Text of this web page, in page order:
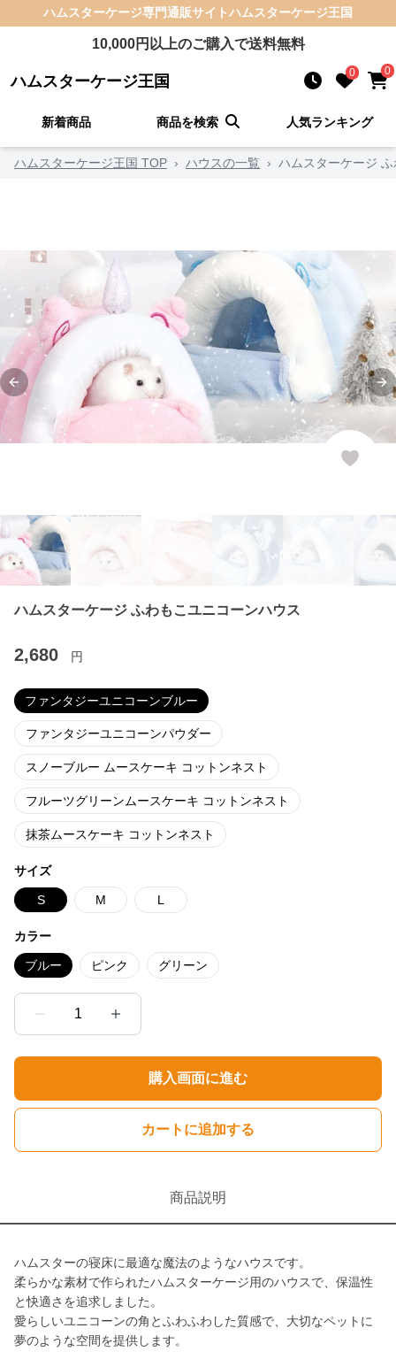
ハムスターケージ専門通販サイトハムスターケージ王国
10,000円以上のご購入で送料無料
ハムスターケージ王国 0 0
新着商品 商品を検索 人気ランキング
ハムスターケージ王国 TOP › ハウスの一覧 › ハムスターケージ
Previous slide
ハムスターケージ ふわもこユニコーンハウス
2,680 円
ファンタジーユニコーンブルー
ファンタジーユニコーンパウダー
スノーブルー ムースケーキ コットンネスト
フルーツグリーンムースケーキ コットンネスト
抹茶ムースケーキ コットンネスト
サイズ
S M L
カラー
ブルー ピンク グリーン
1
購入画面に進む
カートに追加する
商品説明
ハムスターの寝床に最適な魔法のようなハウスです。
柔らかな素材で作られたハムスターケージ用のハウスで、保温性
と快適さを追求しました。
愛らしいユニコーンの角とふわふわした質感で、大切なペットに
夢のような空間を提供します。